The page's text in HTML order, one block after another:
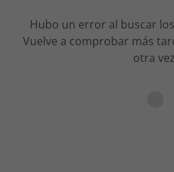
Hubo un error al buscar
Vuelve a comprobar más
otra